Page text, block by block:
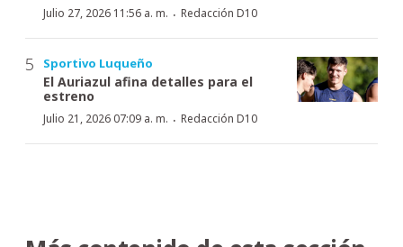
Julio 27, 2026 11:56 a. m. · Redacción D10
Sportivo Luqueño
El Auriazul afina detalles para el
estreno
Julio 21, 2026 07:09 a. m. · Redacción D10